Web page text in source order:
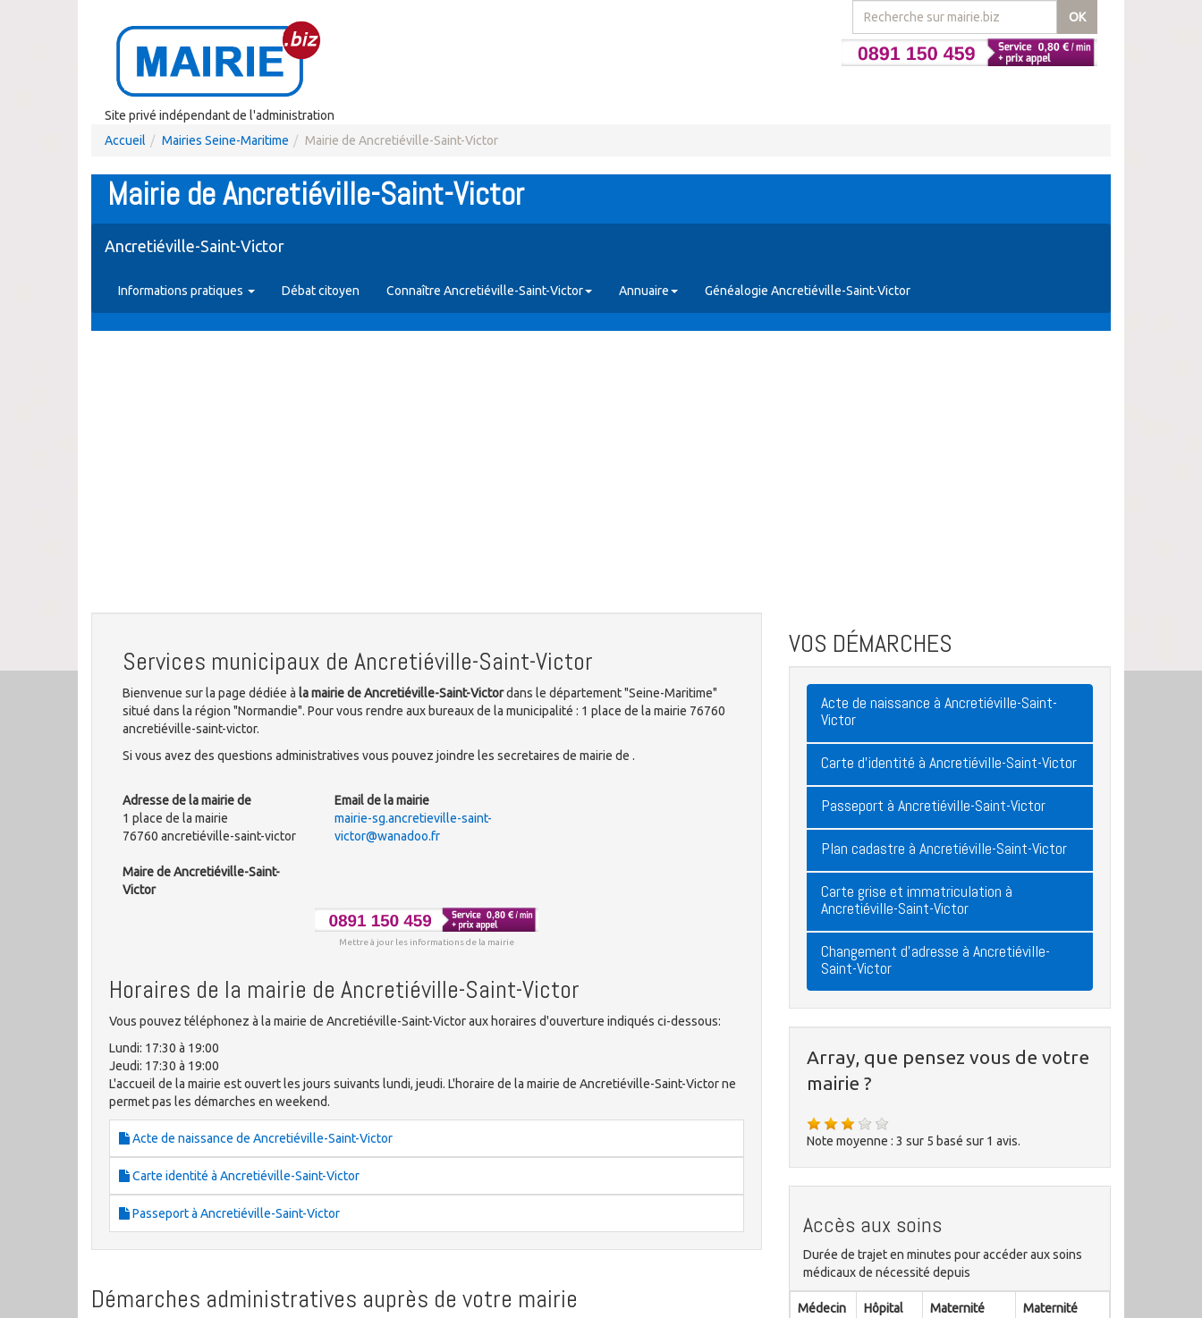
OK
Site privé indépendant de l'administration
Accueil
Mairies Seine-Maritime Mairie de Ancretiéville-Saint-Victor
Mairie de Ancretiéville-Saint-Victor
Ancretiéville-Saint-Victor
Informations pratiques Débat citoyen Connaître Ancretiéville-Saint-Victor Annuaire Généalogie Ancretiéville-Saint-Victor
Services municipaux de Ancretiéville-Saint-Victor
Bienvenue sur la page dédiée à la mairie de Ancretiéville-Saint-Victordans le département "Seine-Maritime"
situé dans la région "Normandie". Pour vous rendre aux bureaux de la municipalité : 1 place de la mairie 76760
ancretiéville-saint-victor.
Si vous avez des questions administratives vous pouvez joindre les secretaires de mairie de .
Adresse de la mairie de
1 place de la mairie
76760 ancretiéville-saint-victor
Maire de Ancretiéville-Saint-
Victor
Email de la mairie
mairie-sg.ancretieville-saint-
victor@wanadoo.fr
Mettre à jour les informations de la mairie
Horaires de la mairie de Ancretiéville-Saint-Victor
Vous pouvez téléphonez à la mairie de Ancretiéville-Saint-Victor aux horaires d'ouverture indiqués ci-dessous:
Lundi: 17:30 à 19:00
Jeudi: 17:30 à 19:00
L'accueil de la mairie est ouvert les jours suivants lundi, jeudi. L'horaire de la mairie de Ancretiéville-Saint-Victor ne
permet pas les démarches en weekend.
Acte de naissance de Ancretiéville-Saint-Victor
Carte identité à Ancretiéville-Saint-Victor
Passeport à Ancretiéville-Saint-Victor
Démarches administratives auprès de votre mairie
VOS DÉMARCHES
Acte de naissance à Ancretiéville-Saint-
Victor
Carte d'identité à Ancretiéville-Saint-Victor
Passeport à Ancretiéville-Saint-Victor
Plan cadastre à Ancretiéville-Saint-Victor
Carte grise et immatriculation à
Ancretiéville-Saint-Victor
Changement d'adresse à Ancretiéville-
Saint-Victor
Array, que pensez vous de votre
mairie ?
Note moyenne : 3 sur 5 basé sur 1 avis.
Accès aux soins
Durée de trajet en minutes pour accéder aux soins
médicaux de nécessité depuis
Médecin Hôpital
Maternité
Maternité